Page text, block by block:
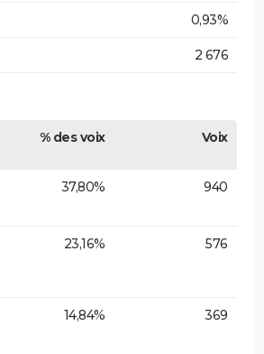
0,93%
2 676
% des voix Voix
37,80% 940
23,16% 576
14,84% 369